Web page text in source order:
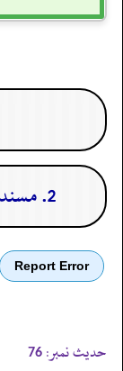
2. مسند أبى بكر الصديق رضي الله عنه
Report Error
حدیث نمبر: 76